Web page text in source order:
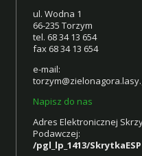
ul. Wodna 1
66-235 Torzym
tel. 68 34 13 654
fax 68 34 13 654
e-mail:
Napisz do nas
Adres Elektronicznej
Podawczej:
/pgl_lp_1413/SkrytkaESP